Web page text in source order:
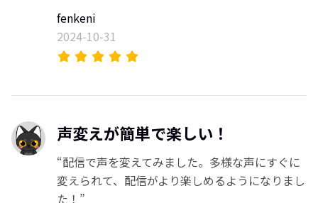
fenkeni
2024-10-31
声変えが簡単で楽しい！
“配信で声を変えてみました。多様な声にすぐに
変えられて、配信がより楽しめるようになりまし
た！”